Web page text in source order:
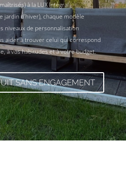
à la LUX Intégral
d’hiver), chaque modèle
niveaux de personnalisation
aider à trouver celui qui correspond
à vos habitudes et à votre budget.
SANS ENGAGEMENT